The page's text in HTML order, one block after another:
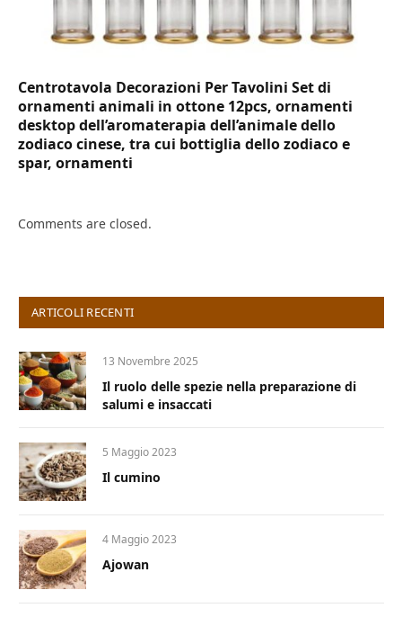
Centrotavola Decorazioni Per Tavolini Set di
ornamenti animali in ottone 12pcs, ornamenti
desktop dell’aromaterapia dell’animale dello
zodiaco cinese, tra cui bottiglia dello zodiaco e
spar, ornamenti
Comments are closed.
ARTICOLI RECENTI
13 Novembre 2025
Il ruolo delle spezie nella preparazione di
salumi e insaccati
5 Maggio 2023
Il cumino
4 Maggio 2023
Ajowan